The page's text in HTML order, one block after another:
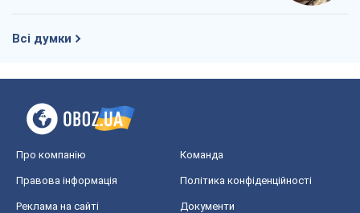
Всі думки
Про компанію Команда
Правова інформація Політика конфіденційності
Реклама на сайті Документи